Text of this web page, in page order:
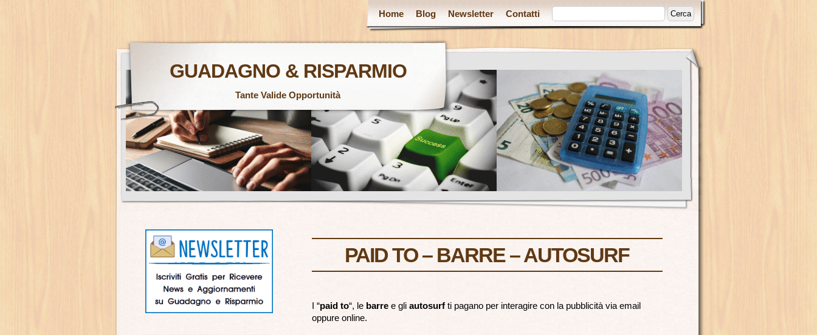
Home Blog Newsletter Contatti
GUADAGNO & RISPARMIO
Tante Valide Opportunità
PAID TO – BARRE – AUTOSURF
I “paid to“, le barree gli autosurfti pagano per interagire con la pubblicità via email
oppure online.